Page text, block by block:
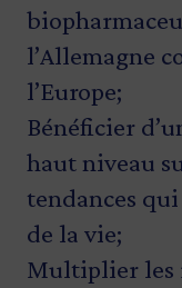
l’Allemagne
l’Europe;
Bénéficier
haut niveau
tendances
de la vie;
Multiplier les